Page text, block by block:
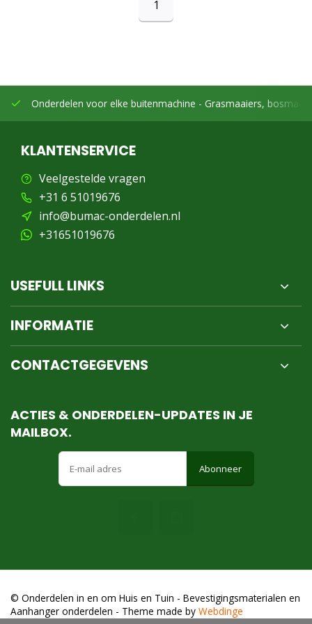
1
Onderdelen voor elke buitenmachine - Grasmaaiers,
KLANTENSERVICE
Veelgestelde vragen
+31 6 51019676
info@bumac-onderdelen.nl
+31651019676
USEFULL LINKS
INFORMATIE
CONTACTGEGEVENS
ACTIES & ONDERDELEN-UPDATES IN JE
MAILBOX.
Abonneer
© Onderdelen in en om Huis en Tuin - Bevestigingsmaterialen en
Aanhanger onderdelen - Theme made by Webdinge